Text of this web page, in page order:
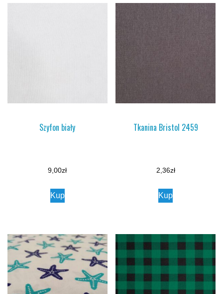
Szyfon biały
9,00zł
Kup
Tkanina Bristol 2459
2,36zł
Kup